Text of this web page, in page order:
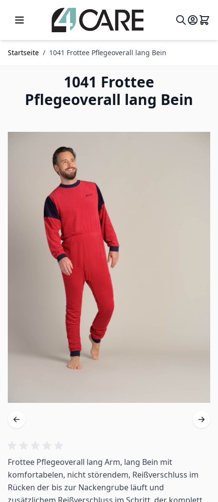
Zum Inhalt springen
Startseite / 1041 Frottee Pflegeoverall lang Bein
1041 Frottee
Pflegeoverall lang Bein
Frottee Pflegeoverall lang Arm, lang Bein mit
komfortabelen, nicht störendem, Reißverschluss im
Rücken der bis zur Nackengrube läuft und